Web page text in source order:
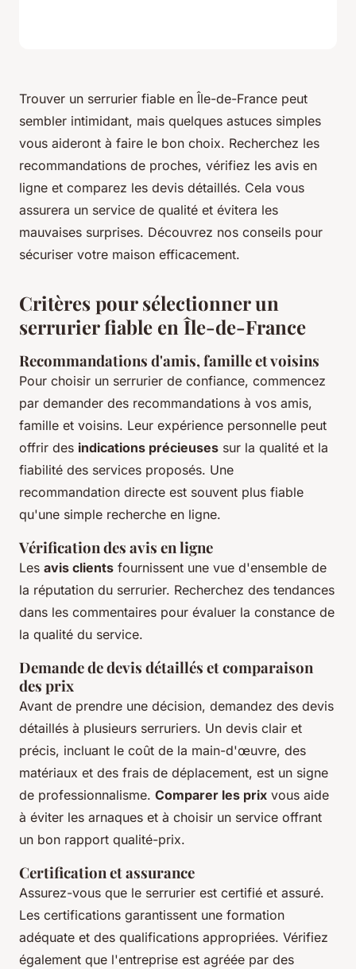
Trouver un serrurier fiable en Île-de-France peut
sembler intimidant, mais quelques astuces simples
vous aideront à faire le bon choix. Recherchez les
recommandations de proches, vérifiez les avis en
ligne et comparez les devis détaillés. Cela vous
assurera un service de qualité et évitera les
mauvaises surprises. Découvrez nos conseils pour
sécuriser votre maison efficacement.
Critères pour sélectionner un
serrurier fiable en Île-de-France
Recommandations d'amis, famille et voisins
Pour choisir un serrurier de confiance, commencez
par demander des recommandations à vos amis,
famille et voisins. Leur expérience personnelle peut
offrir des indications précieuses sur la qualité et la
fiabilité des services proposés. Une
recommandation directe est souvent plus fiable
qu'une simple recherche en ligne.
Vérification des avis en ligne
Les avis clients fournissent une vue d'ensemble de
la réputation du serrurier. Recherchez des tendances
dans les commentaires pour évaluer la constance de
la qualité du service.
Demande de devis détaillés et comparaison
des prix
Avant de prendre une décision, demandez des devis
détaillés à plusieurs serruriers. Un devis clair et
précis, incluant le coût de la main-d'œuvre, des
matériaux et des frais de déplacement, est un signe
de professionnalisme. Comparer les prix vous aide
à éviter les arnaques et à choisir un service offrant
un bon rapport qualité-prix.
Certification et assurance
Assurez-vous que le serrurier est certifié et assuré.
Les certifications garantissent une formation
adéquate et des qualifications appropriées. Vérifiez
également que l'entreprise est agréée par des